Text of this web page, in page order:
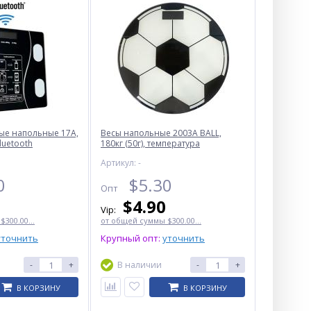
Часы наручные 7777 Curren
Опт $2.50
Vip: $2.30
напольные 17A,
- +
В КОРЗИНУ
Весы напольные 2003A BALL,
180кг (50г), температура
Артикул: -
Опт $5.30
Vip: $4.90
от общей суммы $300.00...
Крупный опт: уточнить
В наличии - +
В КОРЗИНУ